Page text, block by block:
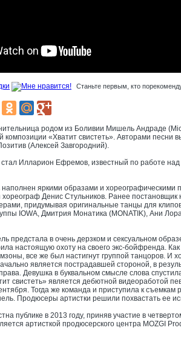
Станьте первым, кто
родом из Боливии Мишель Андраде
композиции «Хватит свистеть». Авторами песни
(Алексей Завгородний).
Илларион Ефремов, известный по работе
яркими образами и хореографическими
Денис Стульников. Ранее постановщик
придумывая оригинальные танцы для
IOWA, Дмитрия Монатика (MONATIK), Ани
предстала в очень дерзком и сексуальном
настоящую охоту на своего экс-бойфренда.
все же был настигнут группой танцоров. И
является пострадавшей стороной, в
Девушка в буквальном смысле слова
свистеть» является дебютной видеоработой
Тогда же команда и приступила к съемкам
Продюсеры артистки решили похвастать ее
публике в 2013 году, приняв участие в
артисткой продюсерского центра MOZGI